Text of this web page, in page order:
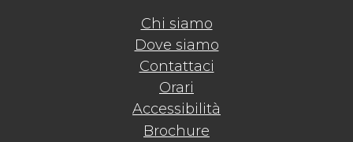
Chi siamo
Dove siamo
Contattaci
Orari
Accessibilità
Brochure